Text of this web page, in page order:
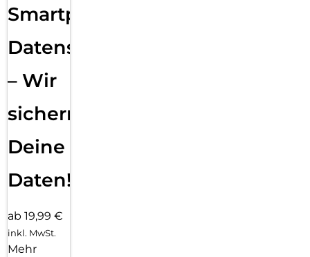
Smartphone
Datensicherung
– Wir
sichern
Deine
Daten!
ab 19,99 €
inkl. MwSt.
Mehr